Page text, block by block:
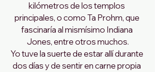
kilómetros de los templos
principales, o como Ta Prohm, que
fascinaría al mismísimo Indiana
Jones, entre otros muchos.
Yo tuve la suerte de estar allí durante
dos días y de sentir en carne propia